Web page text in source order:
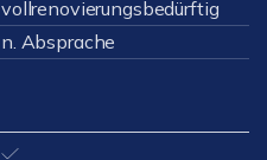
vollrenovierungsbedürftig
n. Absprache